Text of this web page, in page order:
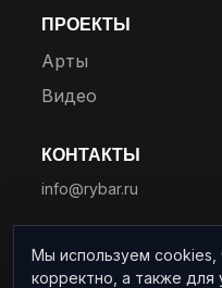
ПРОЕКТЫ
Арты
Видео
КОНТАКТЫ
info@rybar.ru
© 2025 RYBAR.
Мы используем cookies,
корректно, а также для